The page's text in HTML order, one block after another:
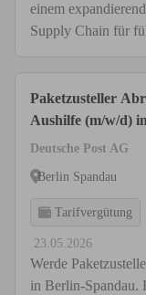
einem
Supply Chain für
Paketzusteller
Aushilfe (m/w/d)
Deutsche Post AG
Berlin Spandau
Tarifvergütung
23.05.2026
Werde
in Berlin-Spandau.